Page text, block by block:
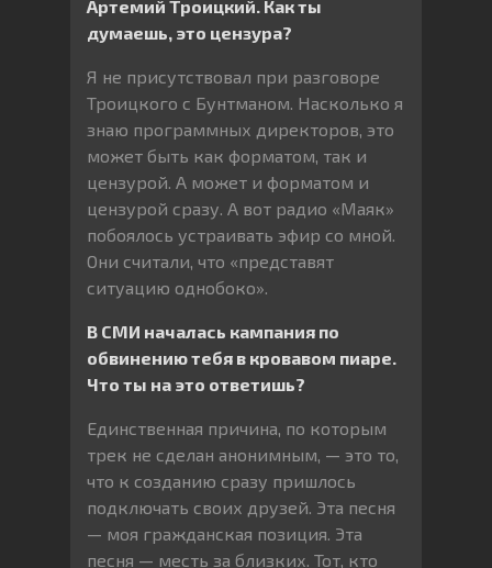
Артемий Троицкий. Как ты
думаешь, это цензура?
Я не присутствовал при разговоре
Троицкого с Бунтманом. Насколько я
знаю программных директоров, это
может быть как форматом, так и
цензурой. А может и форматом и
цензурой сразу. А вот радио «Маяк»
побоялось устраивать эфир со мной.
Они считали, что «представят
ситуацию однобоко».
В СМИ началась кампания по
обвинению тебя в кровавом пиаре.
Что ты на это ответишь?
Единственная причина, по которым
трек не сделан анонимным, — это то,
что к созданию сразу пришлось
подключать своих друзей. Эта песня
— моя гражданская позиция. Эта
песня — месть за близких. Тот, кто